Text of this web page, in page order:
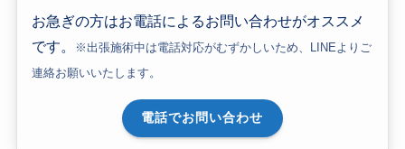
お急ぎの方はお電話によるお問い合わせがオススメ
です。
※出張施術中は電話対応がむずかしいため、LINEよりご
連絡お願いいたします。
電話でお問い合わせ